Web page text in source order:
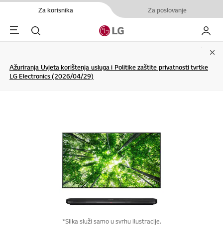
Za korisnika Za poslovanje
Menu Pretraživanje My LG
Ažuriranja Uvjeta korištenja usluga i Politike zaštite privatnosti tvrtke
LG Electronics (2026/04/29)
*Slika služi samo u svrhu ilustracije.